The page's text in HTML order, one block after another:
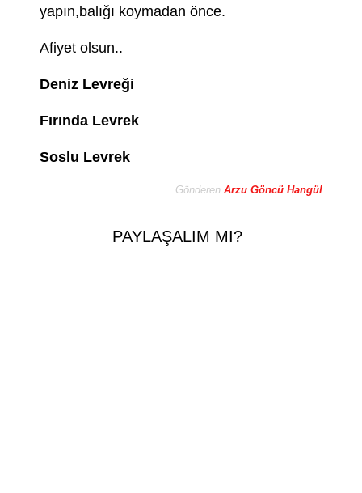
yapın,balığı koymadan önce.
Afiyet olsun..
Deniz Levreği
Fırında Levrek
Soslu Levrek
Gönderen Arzu Göncü Hangül
PAYLAŞALIM MI?